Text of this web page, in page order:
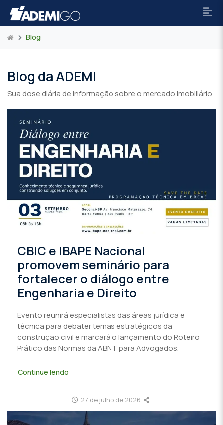
Blog
Blog da ADEMI
Sua dose diária de informação sobre o mercado imobiliário
CBIC e IBAPE Nacional
promovem seminário para
fortalecer o diálogo entre
Engenharia e Direito
Evento reunirá especialistas das áreas jurídica e
técnica para debater temas estratégicos da
construção civil e marcará o lançamento do Roteiro
Prático das Normas da ABNT para Advogados.
Continue lendo
27 de julho de 2026